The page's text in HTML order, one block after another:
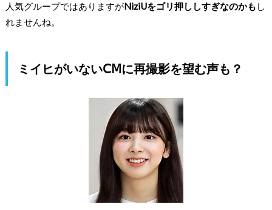
人気グループではありますがNiziUをゴリ押ししすぎなのかも し
れませんね。
ミイヒがいないⅭⅯに再撮影を望む声も？